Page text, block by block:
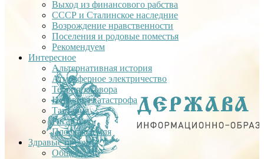
Выход из финансового рабства
СССР и Сталинское наследние
Возрождение нравственности
Поселения и родовые поместья
Рекомендуем
Интересное
Альтернативная история
Атмосферное электричество
Теория заговора
Недавняя катастрофа
Тартария
Гиганты
Плоская Земля
Здравые проекты
Общее дело